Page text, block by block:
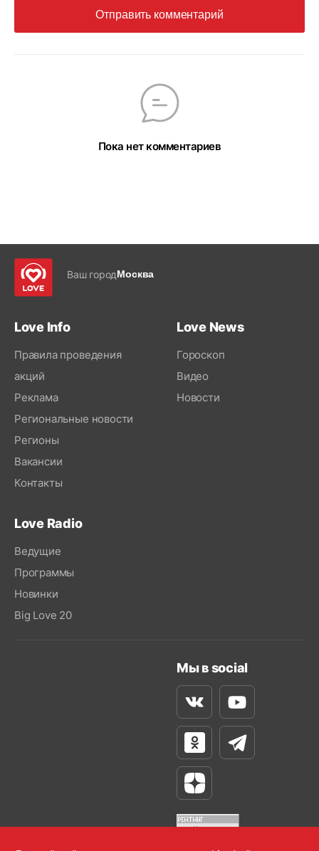
Отправить комментарий
Пока нет комментариев
Ваш городМосква
Love Info
Правила проведения
акций
Реклама
Региональные новости
Регионы
Вакансии
Контакты
Love News
Гороскоп
Видео
Новости
Love Radio
Ведущие
Программы
Новинки
Big Love 20
Мы в social
ВконтактеYoutube
Одноклассники
Телеграм
Яндекс Дзен